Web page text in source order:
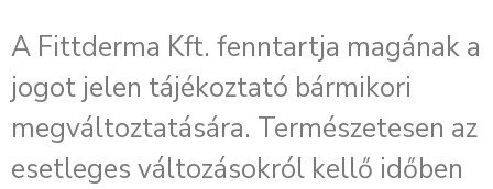
A Fittderma Kft. fenntartja magának a
jogot jelen tájékoztató bármikori
megváltoztatására. Természetesen az
esetleges változásokról kellő időben